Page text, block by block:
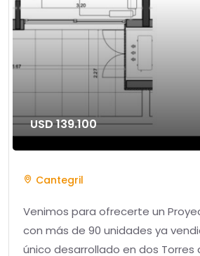
USD 139.100
Cantegril
Venimos para ofrecerte un
con más de 90 unidades ya
único desarrollado en dos Torres